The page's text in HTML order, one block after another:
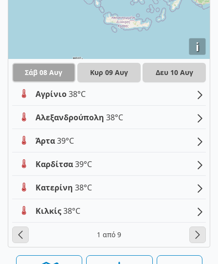
i
Σάβ 08 Αυγ Κυρ 09 Αυγ Δευ 10 Αυγ
Αγρίνιο38°C
Αλεξανδρούπολη 38°C
Άρτα39°C
Καρδίτσα39°C
Κατερίνη 38°C
Κιλκίς38°C
1 από 9